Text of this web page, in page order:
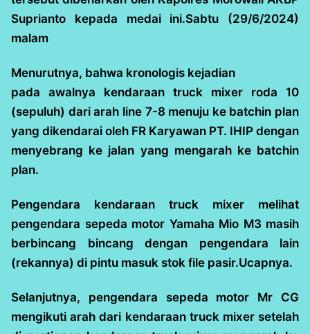
Suprianto kepada medai ini.Sabtu (29/6/2024)
malam
Menurutnya, bahwa kronologis kejadian
pada awalnya kendaraan truck mixer roda 10
(sepuluh) dari arah line 7-8 menuju ke batchin plan
yang dikendarai oleh FR Karyawan PT. IHIP dengan
menyebrang ke jalan yang mengarah ke batchin
plan.
Pengendara kendaraan truck mixer melihat
pengendara sepeda motor Yamaha Mio M3 masih
berbincang bincang dengan pengendara lain
(rekannya) di pintu masuk stok file pasir.Ucapnya.
Selanjutnya, pengendara sepeda motor Mr CG
mengikuti arah dari kendaraan truck mixer setelah